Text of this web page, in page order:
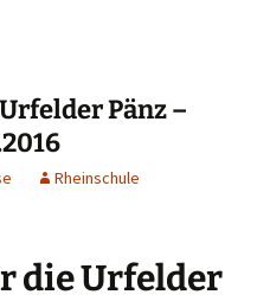
Pänz –
Rheinschule
die Urfelder